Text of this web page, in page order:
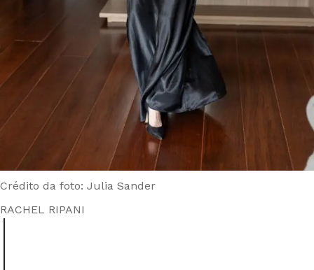
Crédito da foto: Julia Sander
RACHEL RIPANI